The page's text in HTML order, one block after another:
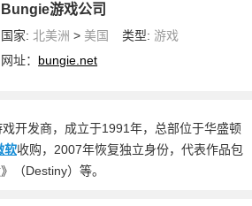
Bungie游戏公司
国家: 北美洲 > 美国 类型: 游戏
网址： bungie.net
开发商，成立于1991年，总部位于华盛顿
软收购，2007年恢复独立身份，代表作品包
（Destiny）等。